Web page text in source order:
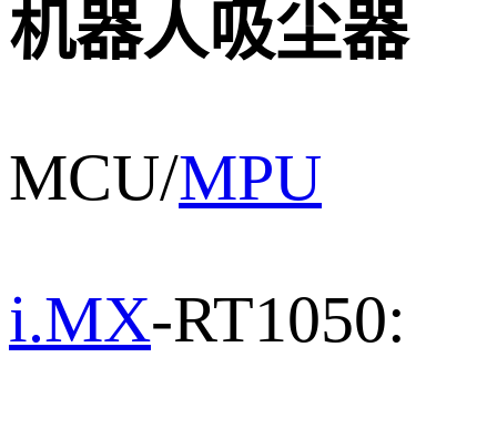
机器人吸尘器
MCU/MPU
i.MX-RT1050: